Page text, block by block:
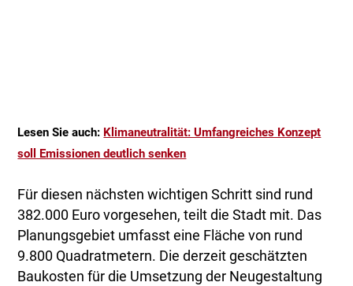
Lesen Sie auch: Klimaneutralität: Umfangreiches Konzept
soll Emissionen deutlich senken
Für diesen nächsten wichtigen Schritt sind rund
382.000 Euro vorgesehen, teilt die Stadt mit. Das
Planungsgebiet umfasst eine Fläche von rund
9.800 Quadratmetern. Die derzeit geschätzten
Baukosten für die Umsetzung der Neugestaltung